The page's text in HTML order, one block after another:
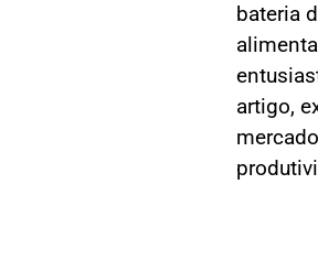
bateria
artigo,